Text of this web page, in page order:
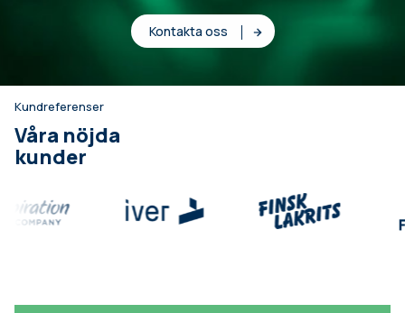
Kontakta oss
Kundreferenser
Våra nöjda
kunder